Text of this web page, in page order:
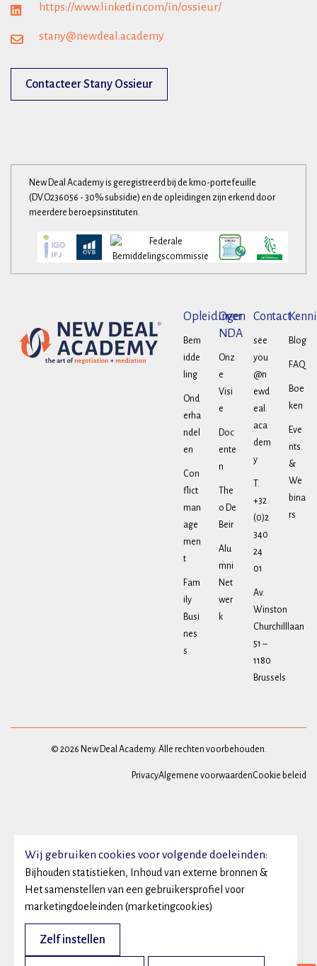
https://www.linkedin.com/in/ossieur/
stany@newdeal.academy
Contacteer Stany Ossieur
New Deal Academy is geregistreerd bij de kmo-portefeuille
(DV.O236056 - 30% subsidie) en de opleidingen zijn erkend door
meerdere beroepsinstituten.
Opleidingen
Bem
idde
ling
Ond
erha
ndel
en
Con
flict
man
age
men
t
Fam
ily
Busi
nes
s
Over
NDA
Onz
e
Visi
e
Doc
ente
n
The
o De
Beir
Alu
mni
Net
wer
k
Contact
see
you
@n
ewd
eal.
aca
dem
y
T.
+32
(0)2
340
24
01
Av.
Winston
Churchilllaan
51 –
1180
Brussels
Blog
FAQ
Boe
ken
Eve
nts
&
We
bina
rs
© 2026 New Deal Academy. Alle rechten voorbehouden.
PrivacyAlgemene voorwaardenCookie beleid
Wij gebruiken cookies voor volgende doeleinden:
Bijhouden statistieken, Inhoud van externe bronnen &
Het samenstellen van een gebruikersprofiel voor
marketingdoeleinden (marketingcookies)
Zelf instellen